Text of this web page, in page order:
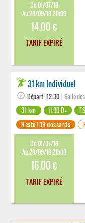
Du 01/07/18
Au 28/09/18 21h00
14.00 €
TARIF EXPIRÉ
31 km Individuel
Départ : 12:30 | Salle
31 km
1190 D+
Reste 139 dossards
Du 01/07/18
Au 28/09/18 21h00
16.00 €
TARIF EXPIRÉ